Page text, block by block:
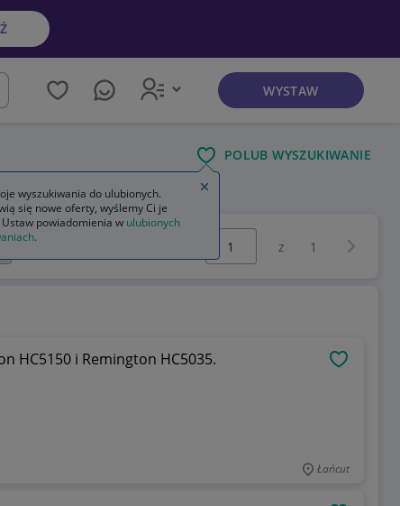
WYSTAW
POLUB WYSZUKIWANIE
z 1
HC5150 i Remington HC5035.
Łańcut
wyszukiwania do ulubionych.
się nowe oferty, wyślemy Ci je
powiadomienia w ulubionych
.
Zamknij wskazówkę